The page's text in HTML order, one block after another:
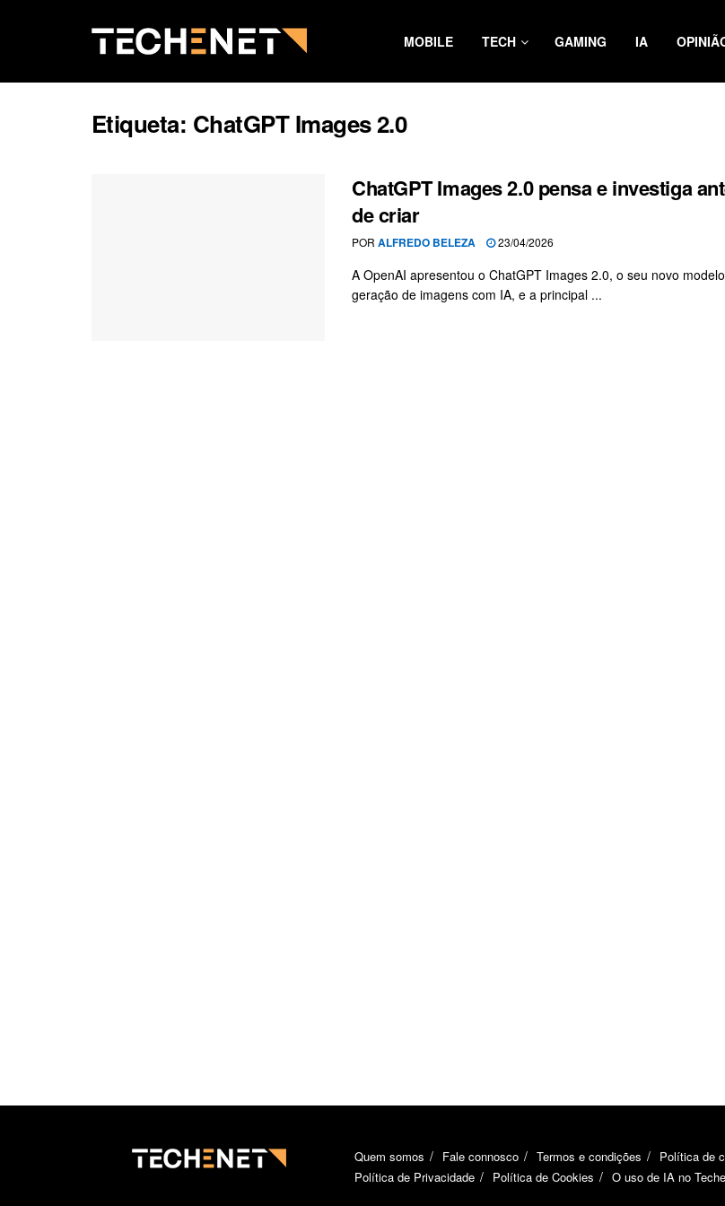
MOBILE TECH GAMING IA
Etiqueta: ChatGPT Images 2.0
ChatGPT Images 2.0 pensa e investiga
de criar
POR ALFREDO BELEZA 23/04/2026
A OpenAI apresentou o ChatGPT Images 2.0, o seu novo
geração de imagens com IA, e a principal ...
Quem somos Fale connosco Termos e condições
Política de
Política de Privacidade
Política de Cookies O uso de IA no